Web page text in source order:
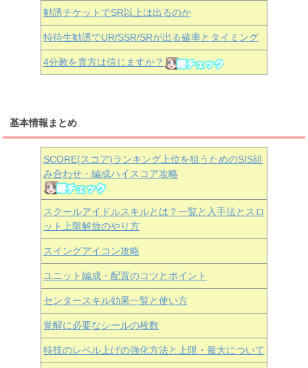
勧誘チケットでSR以上は出るのか
特待生勧誘でUR/SSR/SRが出る確率とタイミング
4分教を貴方は信じますか？
基本情報まとめ
SCORE(スコア)ランキング上位を狙うためのSIS組
み合わせ・編成ハイスコア攻略
スクールアイドルスキルとは？一覧と入手法とスロ
ット上限解放のやり方
スイングアイコン攻略
ユニット編成・配置のコツとポイント
センタースキル効果一覧と使い方
覚醒に必要なシールの枚数
特技のレベル上げの強化方法と上限・最大について